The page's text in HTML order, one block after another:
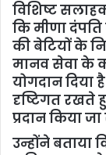
विशिष्ट
कि मीणा
की बेटियों के
मानव सेवा के
योगदान दिया
दृष्टिगत रखते
प्रदान किया जा
उन्होंने बताया